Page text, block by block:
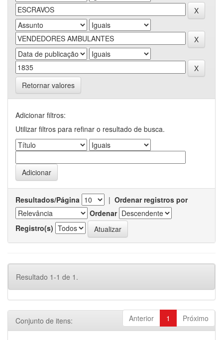
Retornar valores
Adicionar filtros:
Utilizar filtros para refinar o resultado de busca.
Resultados/Página | Ordenar registros por
Ordenar
Registro(s)
Resultado 1-1 de 1.
Anterior 1 Próximo
Conjunto de itens: